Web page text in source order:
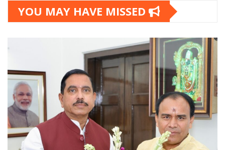
YOU MAY HAVE MISSED